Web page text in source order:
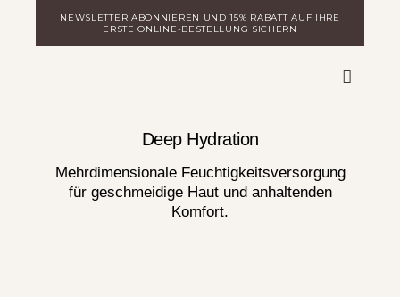
InhaltNEWSLETTER ABONNIEREN UND 15% RABATT AUF IHRE
ERSTE ONLINE-BESTELLUNG SICHERN
Deep Hydration
Mehrdimensionale Feuchtigkeitsversorgung
für geschmeidige Haut und anhaltenden
Komfort.